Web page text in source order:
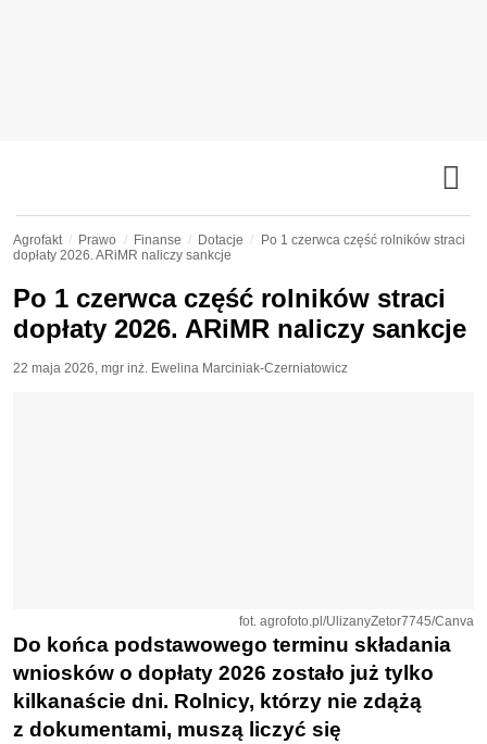
Agrofakt Prawo Finanse Dotacje
Po 1 czerwca część rolników straci
dopłaty 2026. ARiMR naliczy sankcje
Po 1 czerwca część rolników straci
dopłaty 2026. ARiMR naliczy sankcje
22 maja 2026, mgr inż. Ewelina Marciniak-Czerniatowicz
fot. agrofoto.pl/UlizanyZetor7745/Canva
Do końca podstawowego terminu składania
wniosków o dopłaty 2026 zostało już tylko
kilkanaście dni. Rolnicy, którzy nie zdążą
z dokumentami, muszą liczyć się